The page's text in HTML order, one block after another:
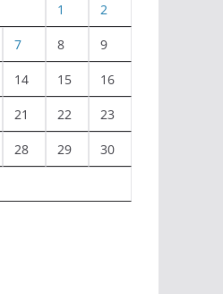
1 2
7 8 9
14 15 16
21 22 23
28 29 30